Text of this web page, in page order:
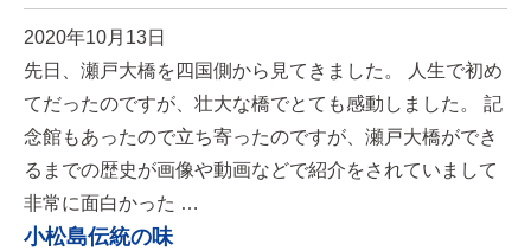
2020年10月13日
先日、瀬戸大橋を四国側から見てきました。 人生で初め
てだったのですが、壮大な橋でとても感動しました。 記
念館もあったので立ち寄ったのですが、瀬戸大橋ができ
るまでの歴史が画像や動画などで紹介をされていまして
非常に面白かった …
小松島伝統の味